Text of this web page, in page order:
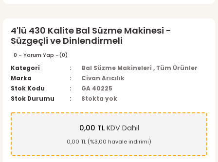
4'lü 430 Kalite Bal Süzme Makinesi -
Süzgeçli ve Dinlendirmeli
0 - Yorum Yap -(0)
Kategori
Bal Süzme Makineleri , Tüm Ürünler
Marka
Civan Arıcılık
Stok Kodu
GA 40225
Stok Durumu
Stokta yok
0,00 TLKDV Dahil
0,00 TL (%3,00 havale indirimi)